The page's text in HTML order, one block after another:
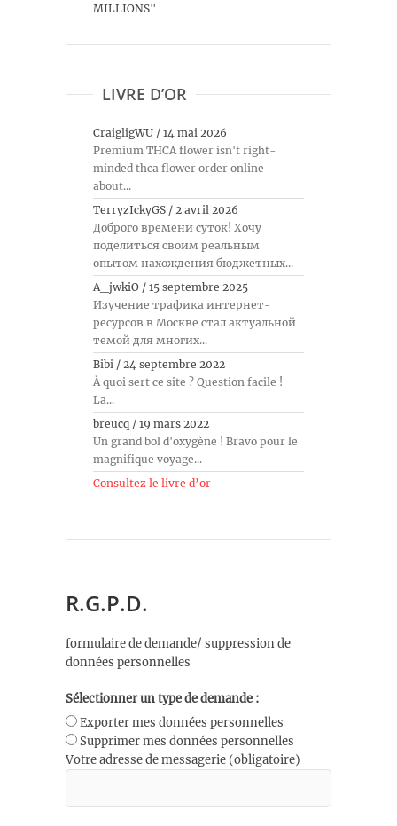
MILLIONS"
LIVRE D’OR
CraigligWU / 14 mai 2026
Premium THCA flower isn't right-
minded thca flower order online
about...
TerryzIckyGS / 2 avril 2026
Доброго времени суток! Хочу
поделиться своим реальным
опытом нахождения бюджетных...
A_jwkiO / 15 septembre 2025
Изучение трафика интернет-
ресурсов в Москве стал актуальной
темой для многих...
Bibi / 24 septembre 2022
À quoi sert ce site ? Question facile !
La...
breucq / 19 mars 2022
Un grand bol d'oxygène ! Bravo pour le
magnifique voyage...
Consultez le livre d’or
R.G.P.D.
formulaire de demande/ suppression de
données personnelles
Sélectionner un type de demande :
Exporter mes données personnelles
Supprimer mes données personnelles
Votre adresse de messagerie (obligatoire)